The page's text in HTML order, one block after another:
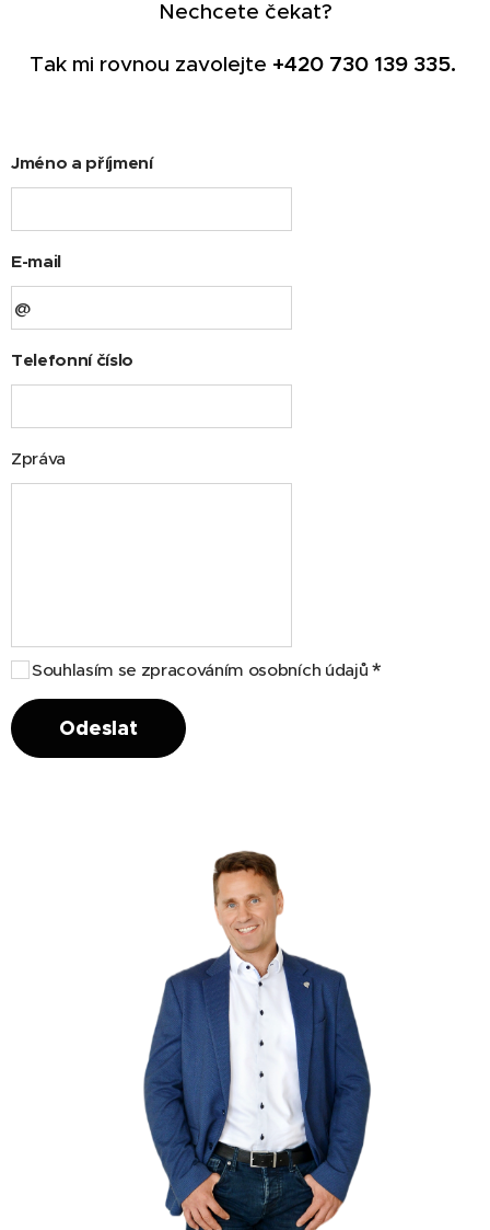
Nechcete čekat?
Tak mi rovnou zavolejte +420 730 139 335.
Jméno a příjmení
E-mail
Telefonní číslo
Zpráva
Souhlasím se zpracováním osobních údajů
Odeslat